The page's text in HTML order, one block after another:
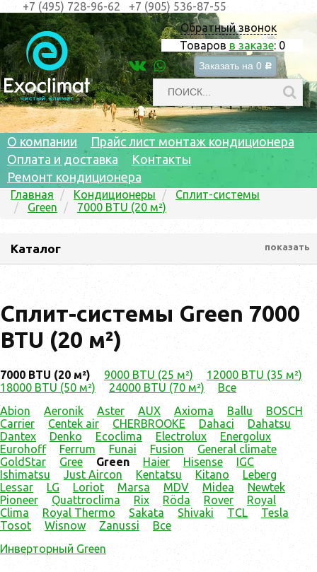
Обратный звонок
Товаров в заказе: 0
Заказать на 0 c
+7 (495) 728-96-62 +7 (905) 536-87-55
О компании
Прайс лист монтаж кондиционера
Оплата и доставка
Контакты
Ремонт кондиционера
Главная Кондиционеры
Сплит-системы
Green
7000 BTU (20 м²)
Каталог показать
Сплит-системы Green 7000
BTU (20 м²)
7000 BTU (20 м²) 9000 BTU (25 м²)
12000 BTU (35 м²)
18000 BTU (50 м²)
24000 BTU (70 м²)
Все
Abion
Aeronik Aster AUX Axioma Ballu
BOSCH
Carrier
Centek air CHERBROOKE Dahaci
Dahatsu
Dantex
Denko Ecoclima Electrolux
Energolux
Eurohoff
Ferrum Funai Fusion
General climate
GoldStar
Gree Green Haier Hisense
IGC
Ishimatsu
Just Aircon Kentatsu Kitano
Leberg
Lessar
LG Loriot Marsa MDV Midea
Newtek
Pioneer
Quattroclima Rix Röda Rover
Royal
Clima
Royal Thermo Sakata Shivaki TCL
Tesla
Tosot
Wisnow Zanussi
Все
Инверторный Green